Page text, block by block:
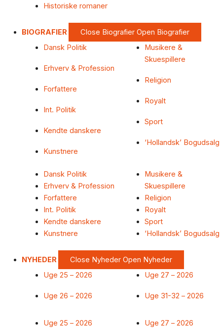
Historiske romaner
BIOGRAFIER Close Biografier Open Biografier
Dansk Politik
Erhverv & Profession
Forfattere
Int. Politik
Kendte danskere
Kunstnere
Musikere &
Skuespillere
Religion
Royalt
Sport
‘Hollandsk’ Bogudsalg
Dansk Politik
Erhverv & Profession
Forfattere
Int. Politik
Kendte danskere
Kunstnere
Musikere &
Skuespillere
Religion
Royalt
Sport
‘Hollandsk’ Bogudsalg
NYHEDER Close Nyheder Open Nyheder
Uge 25 – 2026
Uge 26 – 2026
Uge 27 – 2026
Uge 31-32 – 2026
Uge 25 – 2026
Uge 27 – 2026